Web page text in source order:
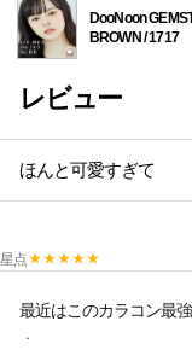
DooNoon
BROWN / 1717
レビュー
ほんと可愛すぎて
星点
最近はこのカラコン最
ㆍ